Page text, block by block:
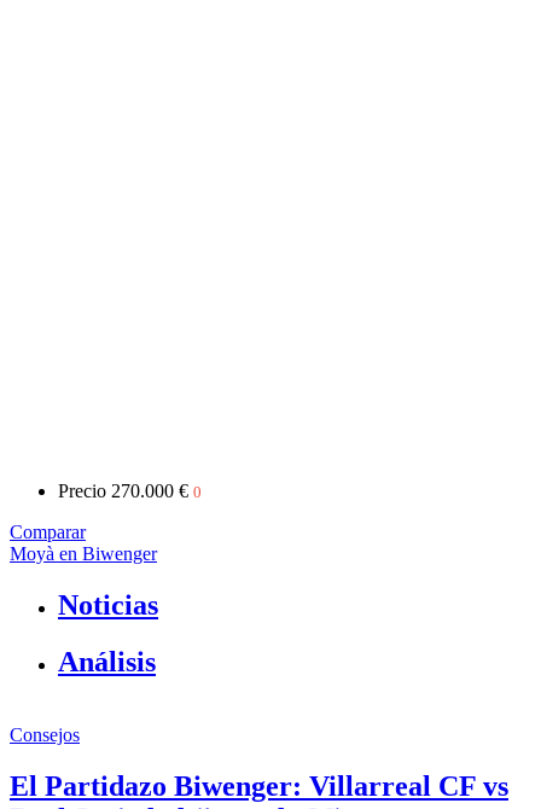
Precio 270.000 € 0
Comparar
Moyà en Biwenger
Noticias
Análisis
Consejos
El Partidazo Biwenger: Villarreal CF vs